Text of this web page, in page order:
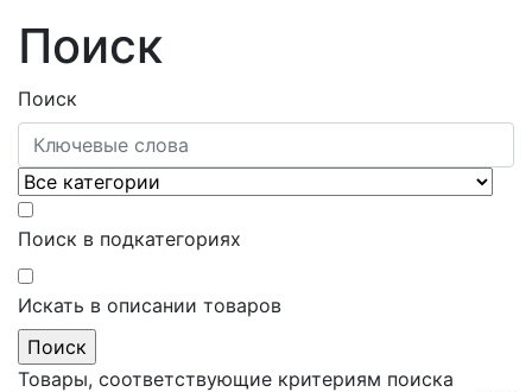
Поиск
Поиск
Поиск в подкатегориях
Искать в описании товаров
Товары, соответствующие критериям поиска